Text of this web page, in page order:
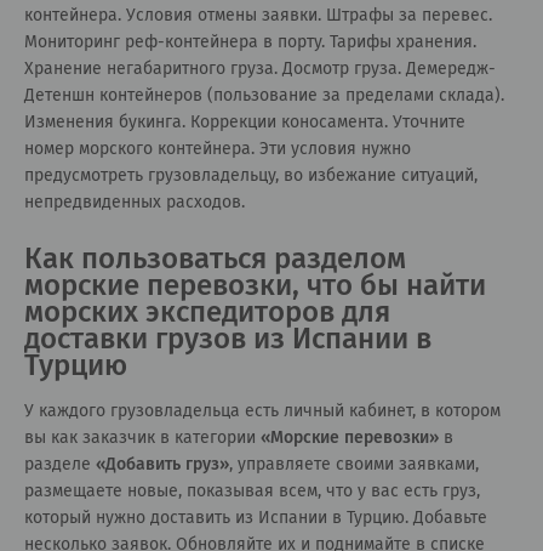
контейнера. Условия отмены заявки. Штрафы за перевес.
Мониторинг реф-контейнера в порту. Тарифы хранения.
Хранение негабаритного груза. Досмотр груза. Демередж-
Детеншн контейнеров (пользование за пределами склада).
Изменения букинга. Коррекции коносамента. Уточните
номер морского контейнера. Эти условия нужно
предусмотреть грузовладельцу, во избежание ситуаций,
непредвиденных расходов.
Как пользоваться разделом
морские перевозки, что бы найти
морских экспедиторов для
доставки грузов из Испании в
Турцию
У каждого грузовладельца есть личный кабинет, в котором
вы как заказчик в категории «Морские перевозки» в
разделе «Добавить груз», управляете своими заявками,
размещаете новые, показывая всем, что у вас есть груз,
который нужно доставить из Испании в Турцию. Добавьте
несколько заявок. Обновляйте их и поднимайте в списке